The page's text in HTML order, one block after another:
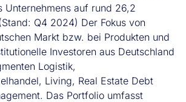
Unternehmens auf rund 26,2
Q4 2024) Der Fokus von
Markt bzw. bei Produkten und
Investoren aus Deutschland
Logistik,
Living, Real Estate Debt
Das Portfolio umfasst